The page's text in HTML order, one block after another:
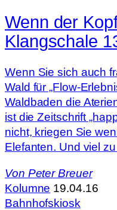
Wenn der
Klangschale
Wenn Sie sich auch
Wald für „Flow-
Waldbaden die
ist die Zeitschrift
nicht, kriegen Sie
Elefanten. Und viel
Von Peter Breuer
Kolumne 19.04.16
Bahnhofskiosk